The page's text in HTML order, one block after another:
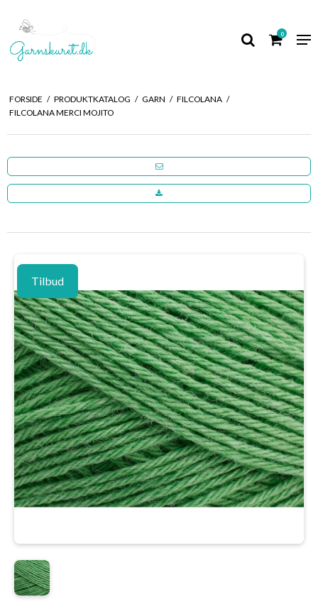
0
FORSIDE / PRODUKTKATALOG / GARN / FILCOLANA /
FILCOLANA MERCI MOJITO
Tilbud